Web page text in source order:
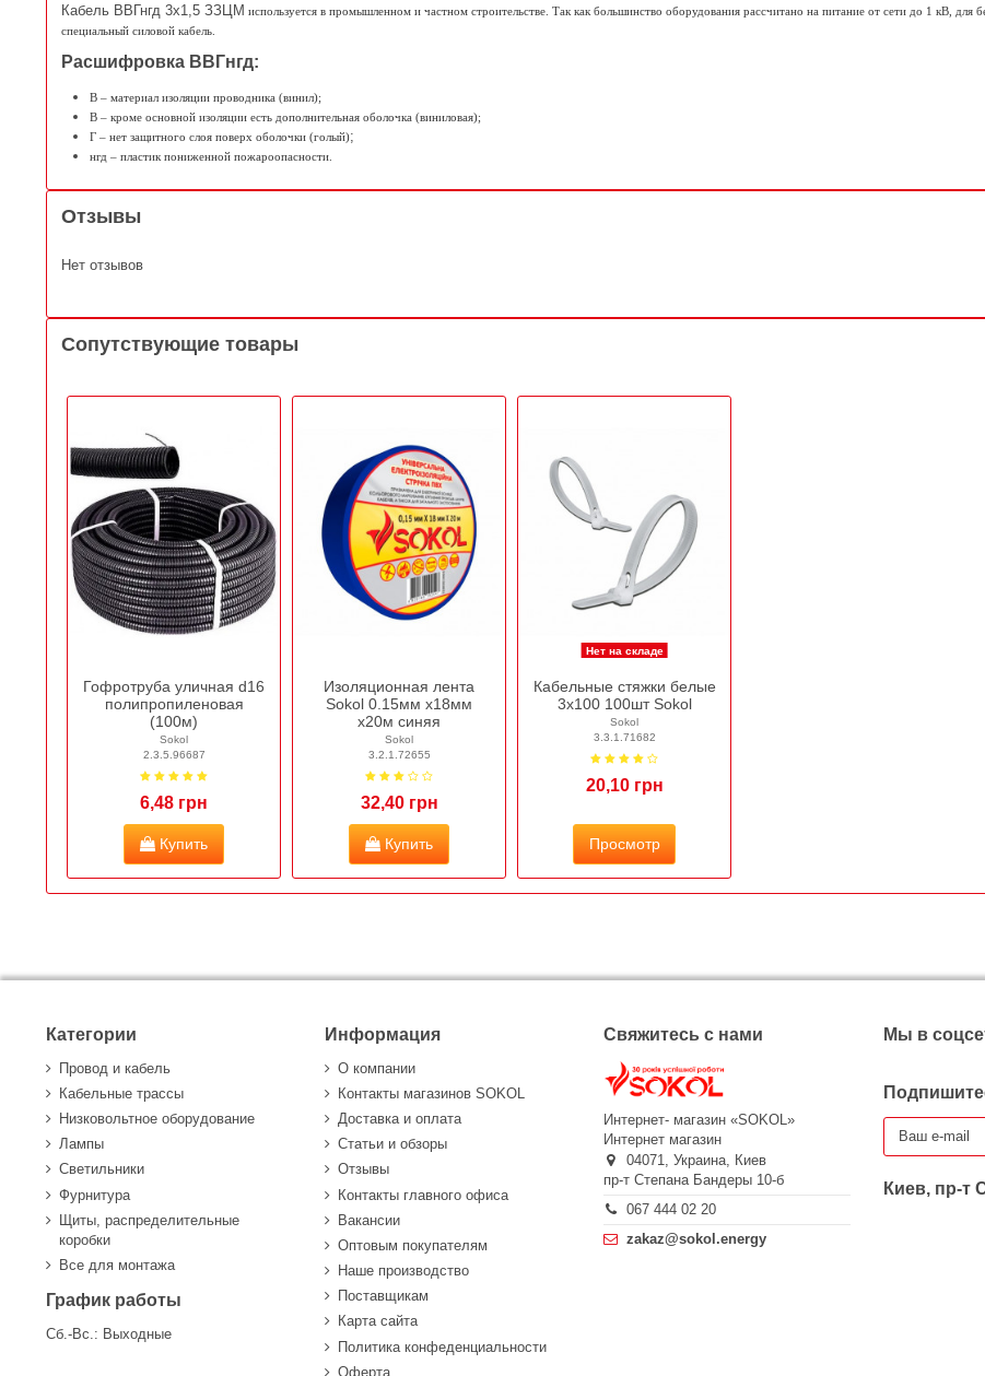
Кабель ВВГнгд 3х1,5 ЗЗЦМ используется в промышленном и частном строительстве. Так как большинство оборудования рассчитано на питание от сети до 1 кВ, для
специальный силовой кабель.
Расшифровка ВВГнгд:
В – материал изоляции проводника (винил);
В – кроме основной изоляции есть дополнительная оболочка (виниловая);
Г – нет защитного слоя поверх оболочки (голый);
нгд – пластик пониженной пожароопасности.
Отзывы
Нет отзывов
Сопутствующие товары
Гофротруба уличная d16
полипропиленовая
(100м)
Sokol
2.3.5.96687
6,48 грн
Купить
Изоляционная лента
Sokol 0.15мм х18мм
х20м синяя
Sokol
3.2.1.72655
32,40 грн
Купить
Нет на складе
Кабельные стяжки белые
3х100 100шт Sokol
Sokol
3.3.1.71682
20,10 грн
Просмотр
Категории
Провод и кабель
Кабельные трассы
Низковольтное оборудование
Лампы
Светильники
Фурнитура
Щиты, распределительные
коробки
Все для монтажа
График работы
Сб.-Вс.: Выходные
Информация
О компании
Контакты магазинов SOKOL
Доставка и оплата
Статьи и обзоры
Отзывы
Контакты главного офиса
Вакансии
Оптовым покупателям
Наше производство
Поставщикам
Карта сайта
Политика конфеденциальности
Оферта
Свяжитесь с нами
Интернет- магазин «SOKOL»
Интернет магазин
04071,Украина,
Киев
пр-т Степана Бандеры 10-б
067 444 02 20
zakaz@sokol.energy
Мы в
Киев, пр-т